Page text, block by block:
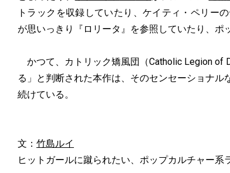
トラックを収録していたり、ケイティ・ペリー
が思いっきり『ロリータ』を参照していたり、ポ
かつて、カトリック矯風団（Catholic Legion of
る」と判断された本作は、そのセンセーショナ
続けている。
文： 竹島ルイ
ヒットガールに蹴られたい、ポップカルチャー系